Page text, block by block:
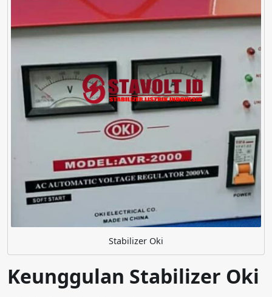
Stabilizer Oki
Keunggulan Stabilizer Oki